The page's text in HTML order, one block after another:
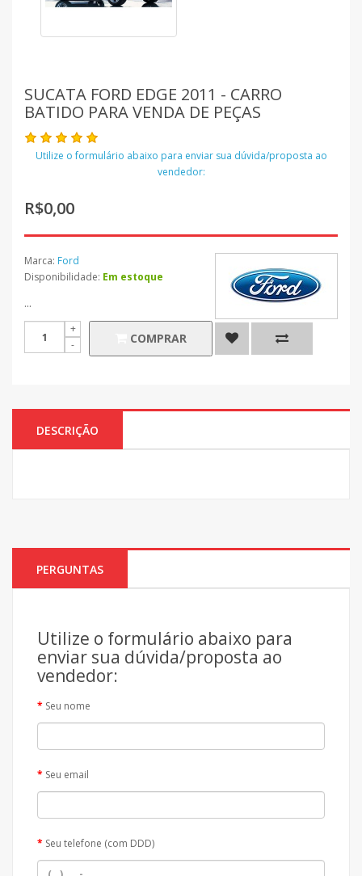
SUCATA FORD EDGE 2011 - CARRO
BATIDO PARA VENDA DE PEÇAS
Utilize o formulário abaixo para enviar sua dúvida/proposta ao
vendedor:
R$0,00
Marca: Ford
Disponibilidade: Em estoque
...
COMPRAR
DESCRIÇÃO
PERGUNTAS
Utilize o formulário abaixo para
enviar sua dúvida/proposta ao
vendedor:
Seu nome
Seu email
Seu telefone (com DDD)